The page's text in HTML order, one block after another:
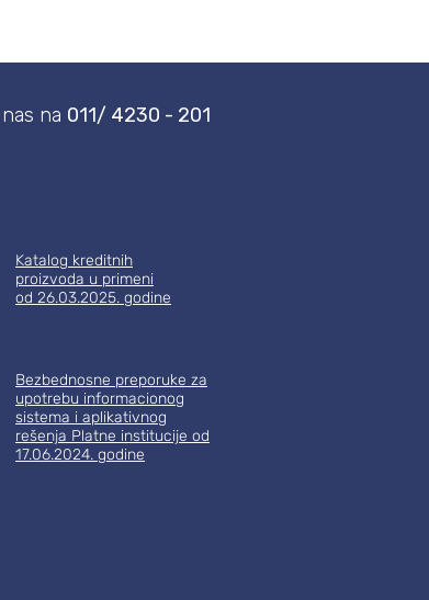
na 011/ 4230 - 201
Katalog kreditnih
proizvoda u primeni
od 26.03.2025. godine
Bezbednosne preporuke za
upotrebu informacionog
sistema i aplikativnog
rešenja Platne institucije od
17.06.2024. godine